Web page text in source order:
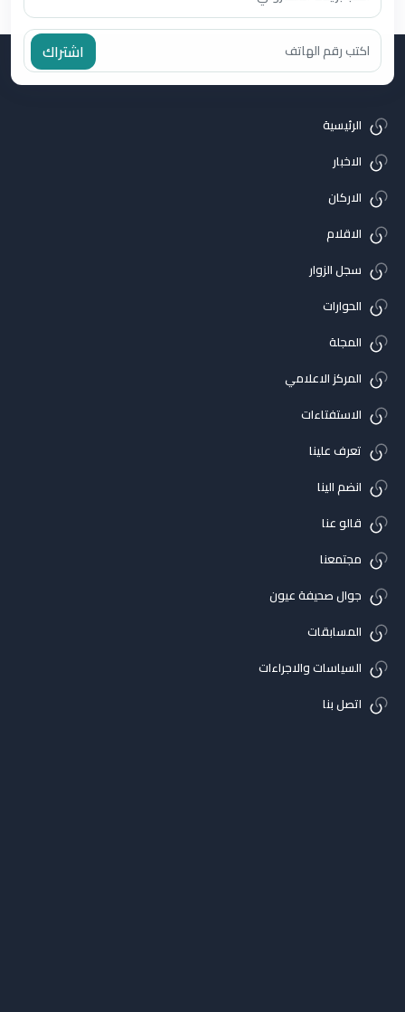
اشتراك
الرئيسية
الاخبار
الاركان
الاقلام
سجل الزوار
الحوارات
المجلة
المركز الاعلامي
الاستفتاءات
تعرف علينا
انضم الينا
قالو عنا
مجتمعنا
جوال صحيفة عيون
المسابقات
السياسات والاجراءات
اتصل بنا